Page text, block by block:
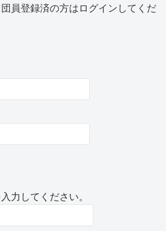
員登録済の方はログインしてくだ
力してください。